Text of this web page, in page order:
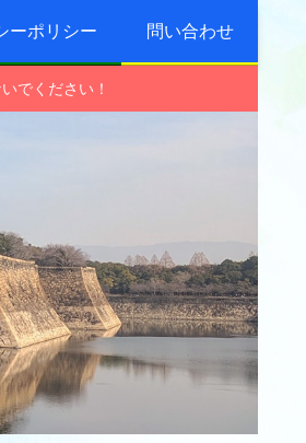
ーポリシー 問い合わせ
でください！